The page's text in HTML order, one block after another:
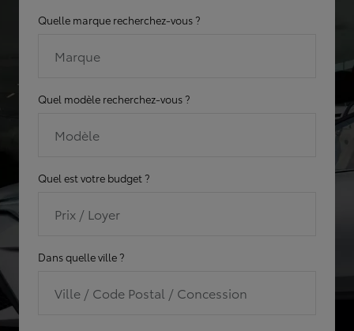
Quelle marque recherchez-vous ?
Marque
Quel modèle recherchez-vous ?
Modèle
Quel est votre budget ?
Prix / Loyer
Dans quelle ville ?
Ville / Code Postal / Concession